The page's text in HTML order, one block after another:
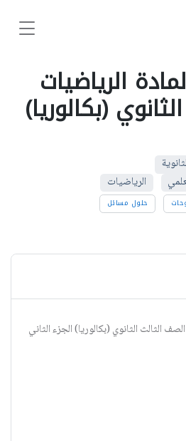
الرياضيات
(بكالوريا)
الرياضيات
حلول مسائل
الثالث الثانوي (بكالوريا) الجزء الثاني